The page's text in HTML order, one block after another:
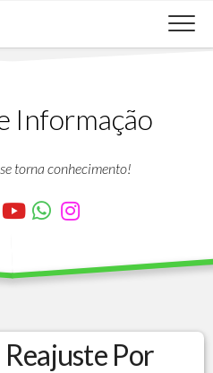
Informação
torna conhecimento!
Por